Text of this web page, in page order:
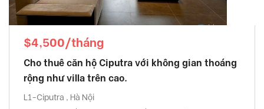
$4,500/tháng
Cho thuê căn hộ Ciputra với không gian thoáng
rộng như villa trên cao.
L1-Ciputra , Hà Nội